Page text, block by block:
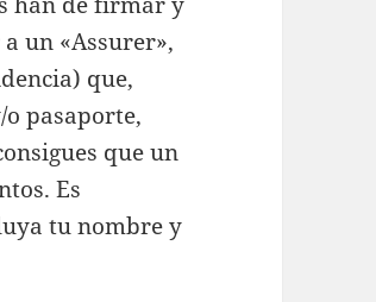
un «Assurer»,
que,
pasaporte,
que un
Es
tu nombre y